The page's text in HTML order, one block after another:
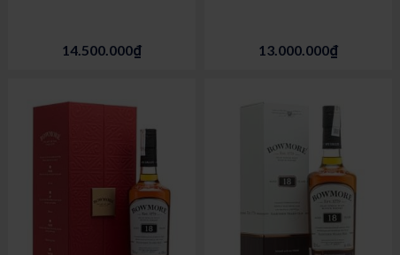
14.500.000₫ 13.000.000₫